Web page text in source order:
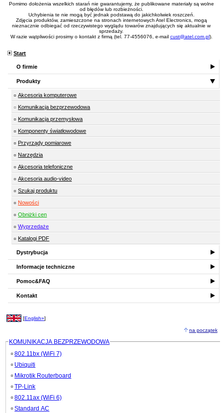
Pomimo dołożenia wszelkich starań nie gwarantujemy, że publikowane materiały są wolne
od błędów lub rozbieżności.
Uchybienia te nie mogą być jednak podstawą do jakichkolwiek roszczeń.
Zdjęcia produktów, zamieszczone na stronach internetowych Atel Electronics, mogą
nieznacznie odbiegać od rzeczywistego wyglądu towarów znajdujących się aktualnie w
sprzedaży.
W razie wątpliwości prosimy o kontakt z firmą (tel. 77-4556076, e-mail cust@atel.com.pl).
Start
O firmie
Produkty
Akcesoria komputerowe
Komunikacja bezprzewodowa
Komunikacja przemysłowa
Komponenty światłowodowe
Przyrządy pomiarowe
Narzędzia
Akcesoria telefoniczne
Akcesoria audio-video
Szukaj produktu
Nowości
Obniżki cen
Wyprzedaże
Katalogi PDF
Dystrybucja
Informacje techniczne
Pomoc&FAQ
Kontakt
[English»]
na początek
KOMUNIKACJA BEZPRZEWODOWA
802.11bx (WiFi 7)
Ubiquiti
Mikrotik Routerboard
TP-Link
802.11ax (WiFi 6)
Standard AC